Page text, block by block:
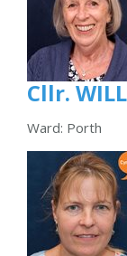
Cllr.
Ward: Porth